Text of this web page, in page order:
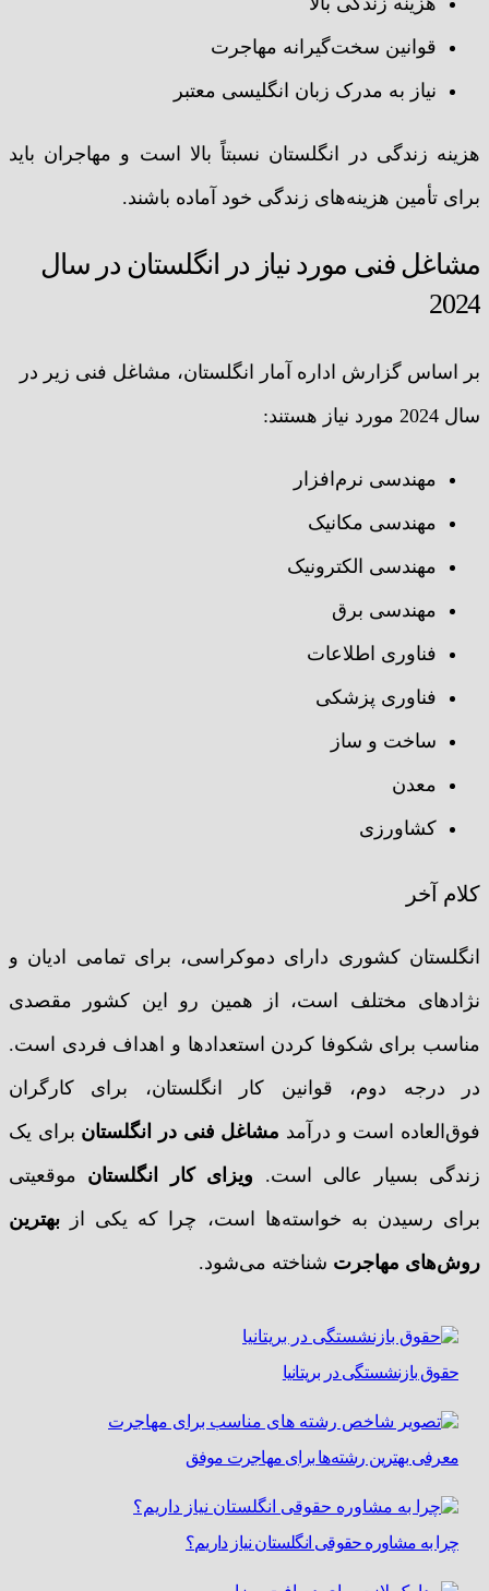
قوانین سخت‌گیرانه مهاجرت
نیاز به مدرک زبان انگلیسی معتبر
هزینه زندگی در انگلستان نسبتاً بالا است و مهاجران باید
برای تأمین هزینه‌های زندگی خود آماده باشند.
مشاغل فنی مورد نیاز در انگلستان در سال
2024
بر اساس گزارش اداره آمار انگلستان، مشاغل فنی زیر در
سال 2024 مورد نیاز هستند:
مهندسی نرم‌افزار
مهندسی مکانیک
مهندسی الکترونیک
مهندسی برق
فناوری اطلاعات
فناوری پزشکی
ساخت و ساز
معدن
کشاورزی
کلام آخر
انگلستان کشوری دارای دموکراسی، برای تمامی ادیان و
نژادهای مختلف است، از همین رو این کشور مقصدی
مناسب برای شکوفا کردن استعدادها و اهداف فردی است.
در درجه دوم، قوانین کار انگلستان، برای کارگران
فوق‌العاده است و درآمد مشاغل فنی در انگلستان برای یک
زندگی بسیار عالی است. ویزای کار انگلستان موقعیتی
برای رسیدن به خواسته‌‌ها است، چرا که یکی از
بهترین
روش‌های مهاجرت شناخته می‌شود.
حقوق بازنشستگی در بریتانیا
معرفی بهترین رشته‌ها برای مهاجرت موفق
چرا به مشاوره حقوقی انگلستان نیاز داریم؟